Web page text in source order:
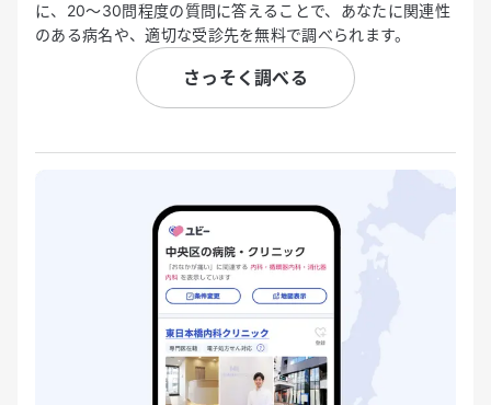
に、20〜30問程度の質問に答えることで、あなたに関連性
のある病名や、適切な受診先を無料で調べられます。
さっそく調べる